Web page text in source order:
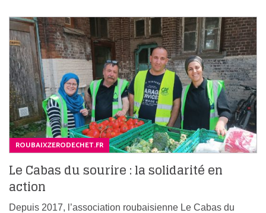
ROUBAIXZERODECHET.FR
Le Cabas du sourire : la solidarité en
action
Depuis 2017, l’association roubaisienne Le Cabas du